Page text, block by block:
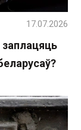
заплацяць
17.07.2026